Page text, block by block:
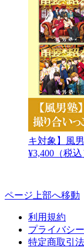
キ対象】風
¥3,400（税込
ページ上部へ移動
利用規約
プライバシ
特定商取引